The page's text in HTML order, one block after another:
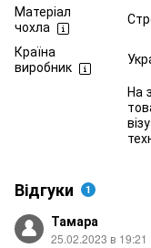
Матеріал
чохла
Країна
виробник
На
Відгуки 1
Тамара
25.02.2023 в 19:21